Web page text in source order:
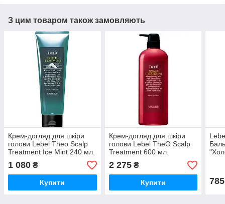
З цим товаром також замовляють
Крем-догляд для шкіри
голови Lebel Theo Scalp
Treatment Ice Mint 240 мл.
1 080 ₴
Купити
Крем-догляд для шкіри
голови Lebel TheO Scalp
Treatment 600 мл.
2 275₴
Купити 785